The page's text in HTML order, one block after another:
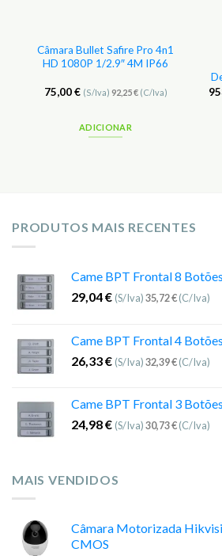
Câmara Bullet Safire Pro 4n1
HD 1080P 1/2.9″ 4M IP66
75,00€ (S/Iva) 92,25€(C/Iva)
ADICIONAR
PRODUTOS MAIS RECENTES
Came BPT Frontal 8
29,04€ (S/Iva)35,72€(C/Iva)
Came BPT Frontal 4
26,33€ (S/Iva)32,39€(C/Iva)
Came BPT Frontal 3
24,98€ (S/Iva)30,73€(C/Iva)
MAIS VENDIDOS
Câmara Motorizada
CMOS